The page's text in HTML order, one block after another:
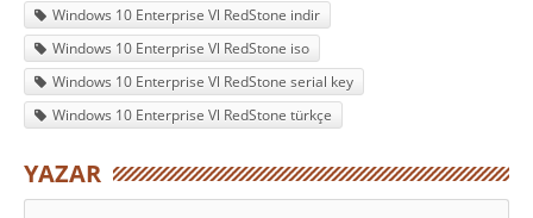
Windows 10 Enterprise Vl RedStone indir
Windows 10 Enterprise Vl RedStone iso
Windows 10 Enterprise Vl RedStone serial key
Windows 10 Enterprise Vl RedStone türkçe
YAZAR